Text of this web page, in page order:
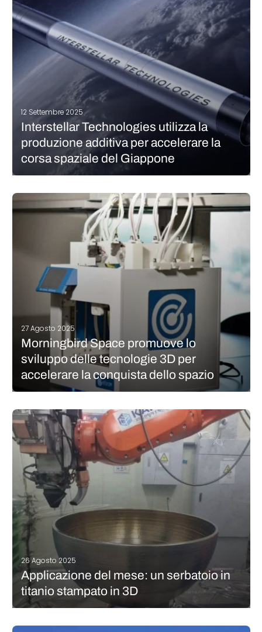
CONTINUA A LEGGERE
12 Settembre 2025
Interstellar Technologies utilizza la
produzione additiva per accelerare la
corsa spaziale del Giappone
in comune? Tutti puntano sulla produzione additiva per
spingere i confini dell’esplorazione spaziale. E se la maggior
parte degli esempi noti proviene dall’Europa e dagli Stati Uniti,
altri attori internazionali…
CONTINUA A LEGGERE
27 Agosto 2025
Morningbird Space promuove lo
sviluppo delle tecnologie 3D per
accelerare la conquista dello spazio
aerospazio e di conquista dello spazio: la tecnologia è
diventata un mezzo essenziale per progettare parti e strumenti
più efficienti, un po’ come l’intelligenza artificiale. È questo il
contesto…
CONTINUA A LEGGERE
26 Agosto 2025
Applicazione del mese: un serbatoio in
titanio stampato in 3D
all’origine di un importante progresso nel campo delle